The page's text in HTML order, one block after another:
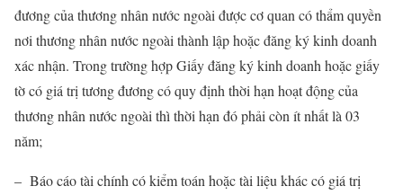
đương của thương nhân nước ngoài được cơ quan có thẩm quyền
nơi thương nhân nước ngoài thành lập hoặc đăng ký kinh doanh
xác nhận. Trong trường hợp Giấy đăng ký kinh doanh hoặc giấy
tờ có giá trị tương đương có quy định thời hạn hoạt động của
thương nhân nước ngoài thì thời hạn đó phải còn ít nhất là 03
năm;
– Báo cáo tài chính có kiểm toán hoặc tài liệu khác có giá trị